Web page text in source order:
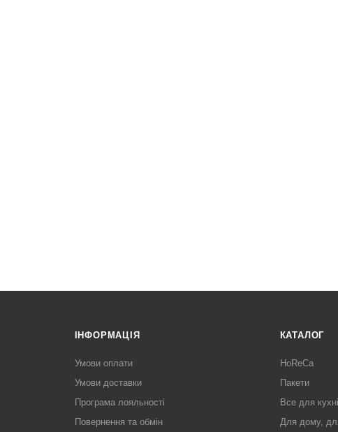
ІНФОРМАЦІЯ
Умови оплати
Умови доставки
Програма лояльності
Повернення та обмін
КАТАЛОГ
HoReCa
Пакети
Все для кухні
Для дому,